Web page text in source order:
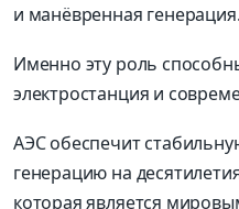
и манёвренная генерация.
Именно эту роль
электростанция и
АЭС обеспечит
генерацию на
которая является